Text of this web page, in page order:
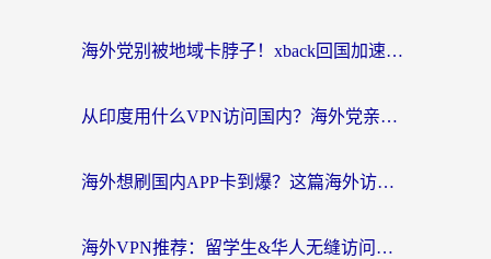
海外党别被地域卡脖子！xback回国加速器选择全攻略，轻松刷剧玩国服
从印度用什么VPN访问国内？海外党亲测的无缝回国上网指南
海外想刷国内APP卡到爆？这篇海外访问国内服务器加速指南帮你解决所有问题
海外VPN推荐：留学生&华人无缝访问国内资源的避坑指南